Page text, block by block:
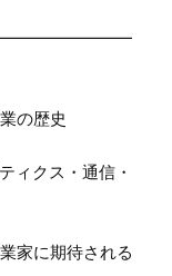
の歴史
ィクス・通信・
家に期待される